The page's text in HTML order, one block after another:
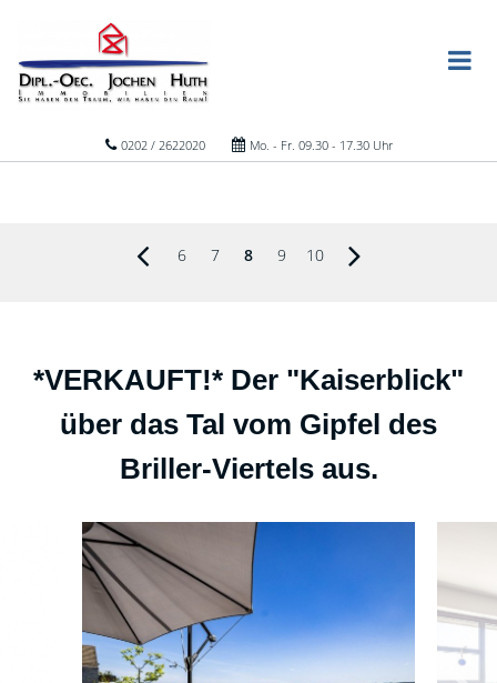
0202 / 2622020 Mo. - Fr. 09.30 - 17.30 Uhr
6 7 8 9 10
*VERKAUFT!* Der "Kaiserblick"
über das Tal vom Gipfel des
Briller-Viertels aus.